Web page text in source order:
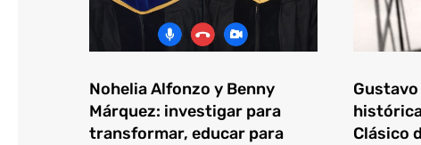
Nohelia Alfonzo y Benny
Márquez: investigar para
transformar, educar para
Clásico